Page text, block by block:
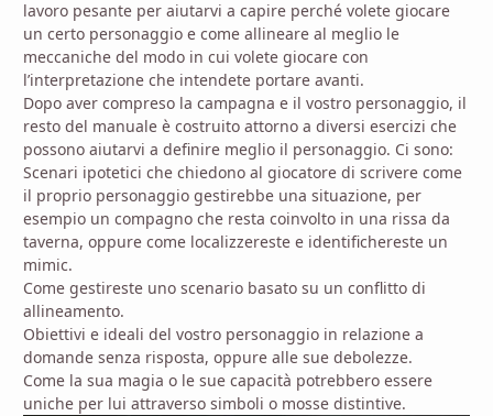
lavoro pesante per aiutarvi a capire perché volete giocare
un certo personaggio e come allineare al meglio le
meccaniche del modo in cui volete giocare con
l’interpretazione che intendete portare avanti.
Dopo aver compreso la campagna e il vostro personaggio, il
resto del manuale è costruito attorno a diversi esercizi che
possono aiutarvi a definire meglio il personaggio. Ci sono:
Scenari ipotetici che chiedono al giocatore di scrivere come
il proprio personaggio gestirebbe una situazione, per
esempio un compagno che resta coinvolto in una rissa da
taverna, oppure come localizzereste e identifichereste un
mimic.
Come gestireste uno scenario basato su un conflitto di
allineamento.
Obiettivi e ideali del vostro personaggio in relazione a
domande senza risposta, oppure alle sue debolezze.
Come la sua magia o le sue capacità potrebbero essere
uniche per lui attraverso simboli o mosse distintive.